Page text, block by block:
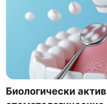
Биологически